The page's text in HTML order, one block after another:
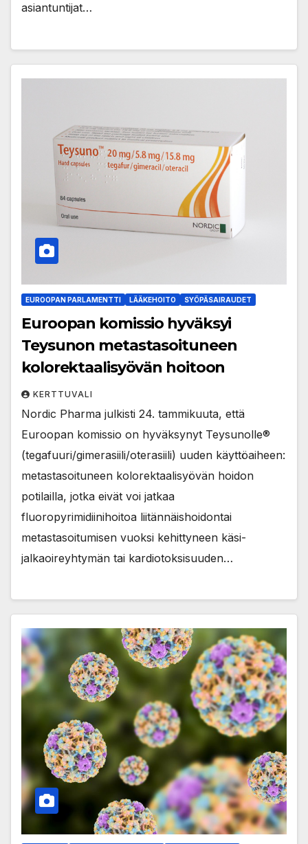
asiantuntijat…
EUROOPAN PARLAMENTTI LÄÄKEHOITO SYÖPÄSAIRAUDET
Euroopan komissio hyväksyi
Teysunon metastasoituneen
kolorektaalisyövän hoitoon
KERTTUVALI
Nordic Pharma julkisti 24. tammikuuta, että
Euroopan komissio on hyväksynyt Teysunolle®
(tegafuuri/gimerasiili/oterasiili) uuden käyttöaiheen:
metastasoituneen kolorektaalisyövän hoidon
potilailla, jotka eivät voi jatkaa
fluoropyrimidiinihoitoa liitännäishoidontai
metastasoitumisen vuoksi kehittyneen käsi-
jalkaoireyhtymän tai kardiotoksisuuden…